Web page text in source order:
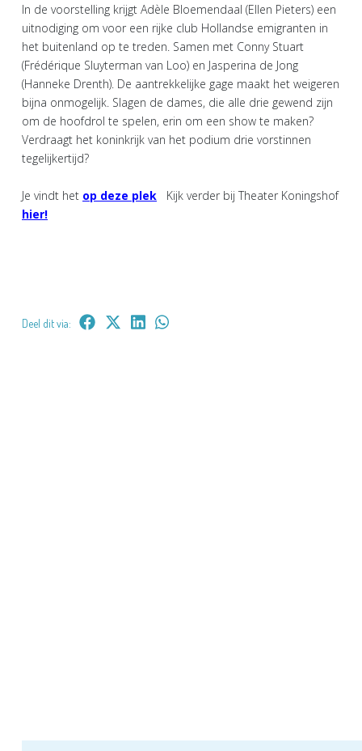
In de voorstelling krijgt Adèle Bloemendaal (Ellen Pieters) een
uitnodiging om voor een rijke club Hollandse emigranten in
het buitenland op te treden. Samen met Conny Stuart
(Frédérique Sluyterman van Loo) en Jasperina de Jong
(Hanneke Drenth). De aantrekkelijke gage maakt het weigeren
bijna onmogelijk. Slagen de dames, die alle drie gewend zijn
om de hoofdrol te spelen, erin om een show te maken?
Verdraagt het koninkrijk van het podium drie vorstinnen
tegelijkertijd?
Je vindt het op deze plek Kijk verder bij Theater Koningshof
hier!
Deel dit via: